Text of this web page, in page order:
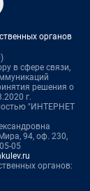
органов
в сфере связи,
решения о
г.
"ИНТЕРНЕТ
94, оф. 230,
05
органов: